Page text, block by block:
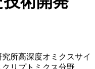
所高深度オミクスサイ
リプトミクス分野